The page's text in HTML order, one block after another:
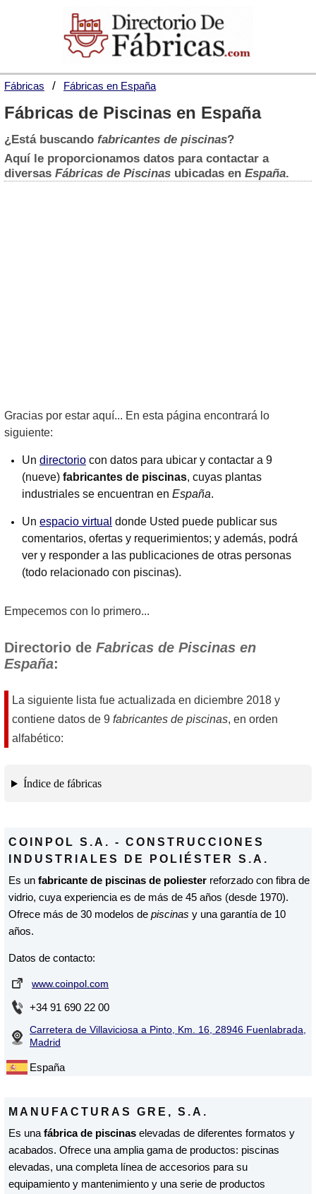
Fábricas Fábricas en España
Fábricas de Piscinas en España
¿Está buscando fabricantes de piscinas?
Aquí le proporcionamos datos para contactar a
diversas Fábricas de Piscinas ubicadas en España.
Gracias por estar aquí... En esta página encontrará lo
siguiente:
Un directorio con datos para ubicar y contactar a 9
(nueve) fabricantes de piscinas, cuyas plantas
industriales se encuentran en España.
Un espacio virtual donde Usted puede publicar sus
comentarios, ofertas y requerimientos; y además, podrá
ver y responder a las publicaciones de otras personas
(todo relacionado con piscinas).
Empecemos con lo primero...
Directorio de Fabricas de Piscinas en
España:
La siguiente lista fue actualizada en diciembre 2018 y
contiene datos de 9 fabricantes de piscinas, en orden
alfabético:
Índice de fábricas
COINPOL S.A. - CONSTRUCCIONES
INDUSTRIALES DE POLIÉSTER S.A.
Es un fabricante de piscinas de poliester reforzado con fibra de
vidrio, cuya experiencia es de más de 45 años (desde 1970).
Ofrece más de 30 modelos de piscinas y una garantía de 10
años.
Datos de contacto:
www.coinpol.com
+34 91 690 22 00
Carretera de Villaviciosa a Pinto, Km. 16, 28946 Fuenlabrada,
Madrid
España
MANUFACTURAS GRE, S.A.
Es una fábrica de piscinas elevadas de diferentes formatos y
acabados. Ofrece una amplia gama de productos: piscinas
elevadas, una completa línea de accesorios para su
equipamiento y mantenimiento y una serie de productos